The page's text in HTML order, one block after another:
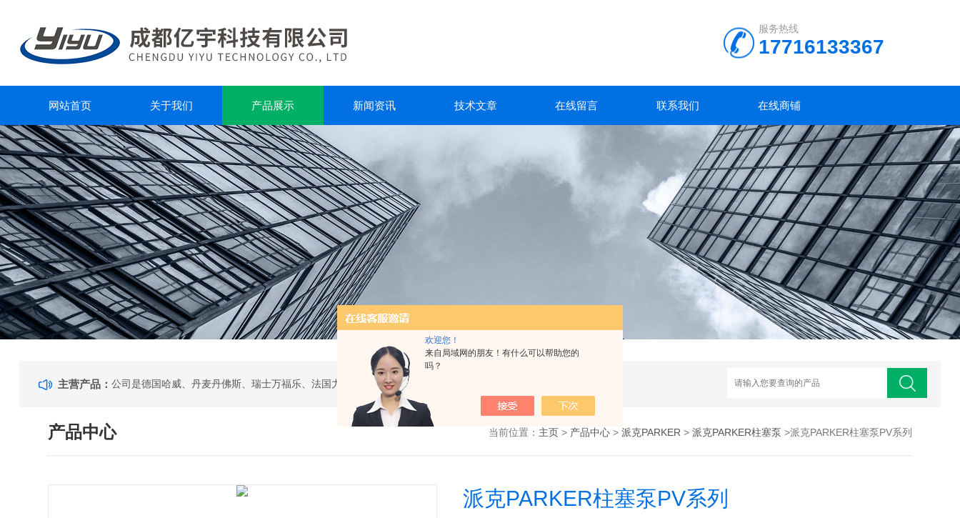
欢迎您！
来自局域网的朋友！有什么可以帮助您的
吗？
服务热线
17716133367
网站首页 关于我们 产品展示 新闻资讯 技术文章 在线留言 联系我们 在线商铺
主营产品：
产品中心 当前位置： 主页> 产品中心> 派克PARKER > 派克PARKER柱塞泵 >派克PARKER柱塞泵PV系列
派克PARKER柱塞泵PV系列